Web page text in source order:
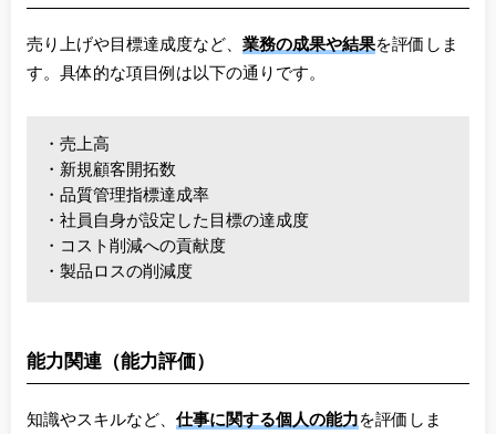
売り上げや目標達成度など、 業務の成果や結果を評価しま
す。具体的な項目例は以下の通りです。
・売上高
・新規顧客開拓数
・品質管理指標達成率
・社員自身が設定した目標の達成度
・コスト削減への貢献度
・製品ロスの削減度
能力関連（能力評価）
知識やスキルなど、 仕事に関する個人の能力を評価しま